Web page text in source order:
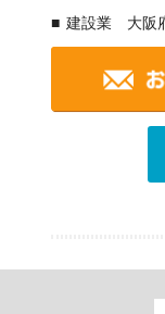
建設業 大阪